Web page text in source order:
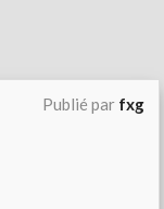
Publié par fxg